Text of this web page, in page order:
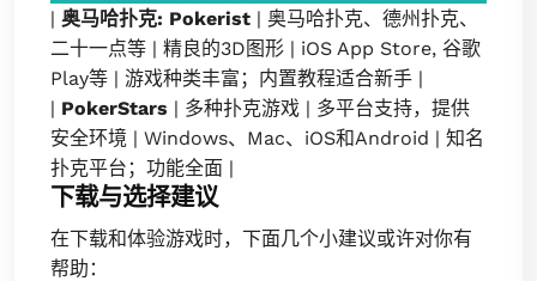
| 奥马哈扑克: Pokerist | 奥马哈扑克、德州扑克、
二十一点等 | 精良的3D图形 | iOS App Store, 谷歌
Play等 | 游戏种类丰富；内置教程适合新手 |
| PokerStars | 多种扑克游戏 | 多平台支持，提供
安全环境 | Windows、Mac、iOS和Android | 知名
扑克平台；功能全面 |
下载与选择建议
在下载和体验游戏时，下面几个小建议或许对你有
帮助：